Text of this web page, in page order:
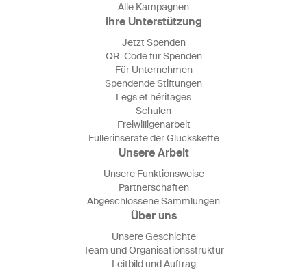
Alle Kampagnen
Ihre Unterstützung
Jetzt Spenden
QR-Code für Spenden
Für Unternehmen
Spendende Stiftungen
Legs et héritages
Schulen
Freiwilligenarbeit
Füllerinserate der Glückskette
Unsere Arbeit
Unsere Funktionsweise
Partnerschaften
Abgeschlossene Sammlungen
Über uns
Unsere Geschichte
Team und Organisationsstruktur
Leitbild und Auftrag